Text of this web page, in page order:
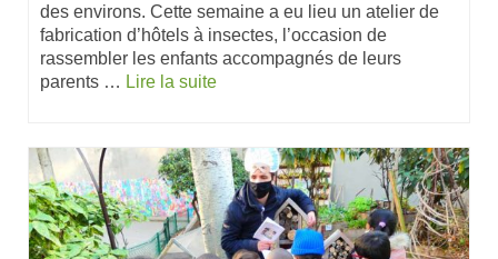
des environs. Cette semaine a eu lieu un atelier de
fabrication d’hôtels à insectes, l’occasion de
rassembler les enfants accompagnés de leurs
parents … Lire la suite